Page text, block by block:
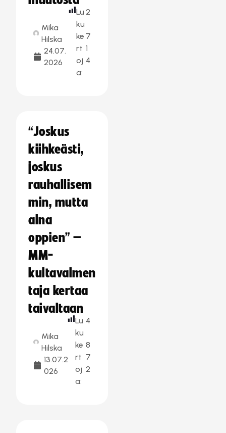
Mika
Hilska
24.07.
2026
Lu
ku
ke
rt
oj
a:
2
7
1
4
“Joskus
kiihkeästi,
joskus
rauhallisem
min, mutta
aina
oppien” –
MM-
kultavalmen
taja kertaa
taivaltaan
Mika
Hilska
13.07.2
026
Lu
ku
ke
rt
oj
a:
4
8
7
2